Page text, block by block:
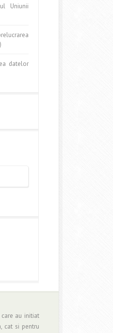
Uniunii
datelor
au initiat
cat si pentru